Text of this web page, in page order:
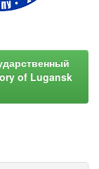
of Lugansk